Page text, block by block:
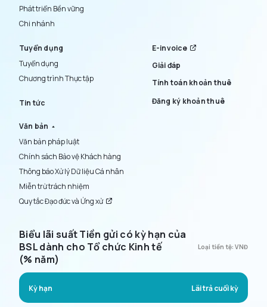
Phát triển Bền vững
Chi nhánh
Tuyển dụng
Tuyển dụng
Chương trình Thực tập
Tin tức
Văn bản
Văn bản pháp luật
Chính sách Bảo vệ Khách hàng
Thông báo Xử lý Dữ liệu Cá nhân
Miễn trừ trách nhiệm
Quy tắc Đạo đức và Ứng xử
E-invoice
Giải đáp
Tính toán khoản thuê
Đăng ký khoản thuê
Biểu lãi suất Tiền gửi có kỳ hạn của
BSL dành cho Tổ chức Kinh tế
(% năm)
Loại tiền tệ: VNĐ
Kỳ hạn Lãi trả cuối kỳ